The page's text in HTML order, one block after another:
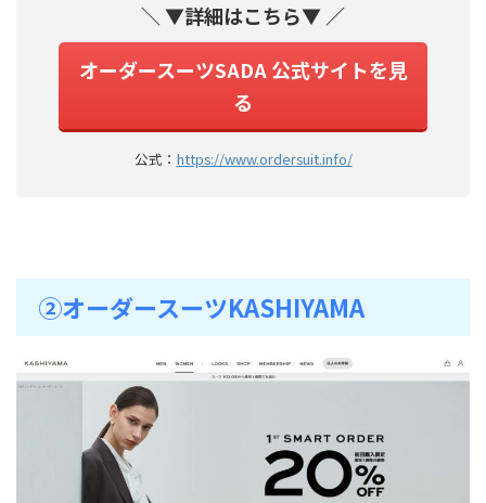
＼ ▼詳細はこちら▼ ／
オーダースーツSADA 公式サイトを見
る
公式： https://www.ordersuit.info/
➁オーダースーツKASHIYAMA